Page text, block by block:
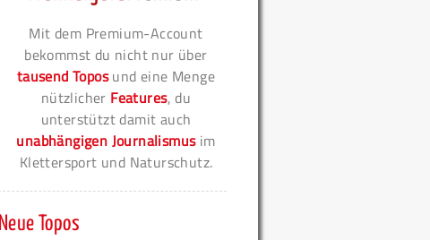
Mit dem Premium-Account
bekommst du nicht nur über
tausend Toposund eine Menge
nützlicher Features, du
unterstützt damit auch
unabhängigen Journalismusim
Klettersport und Naturschutz.
Neue Topos